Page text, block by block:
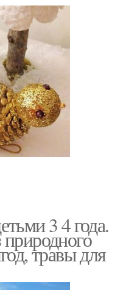
3 4 года.
травы для